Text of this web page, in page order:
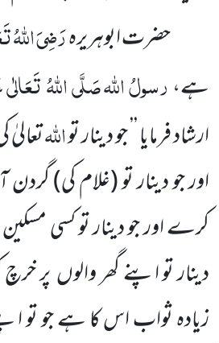
حضرت ابوہریرہرَضِیَ اللّٰہُ
ہے،رسولُ اللّٰہصَلَّی اللّٰہُ
ارشاد فرمایا ’’ جو دینار تواللّٰہ
اور جو دینار تو (غلام کی)
کرے اور جو دینار تو کسی
دینار تو اپنے گھر والوں
زیادہ ثواب اس کا ہے جو تو